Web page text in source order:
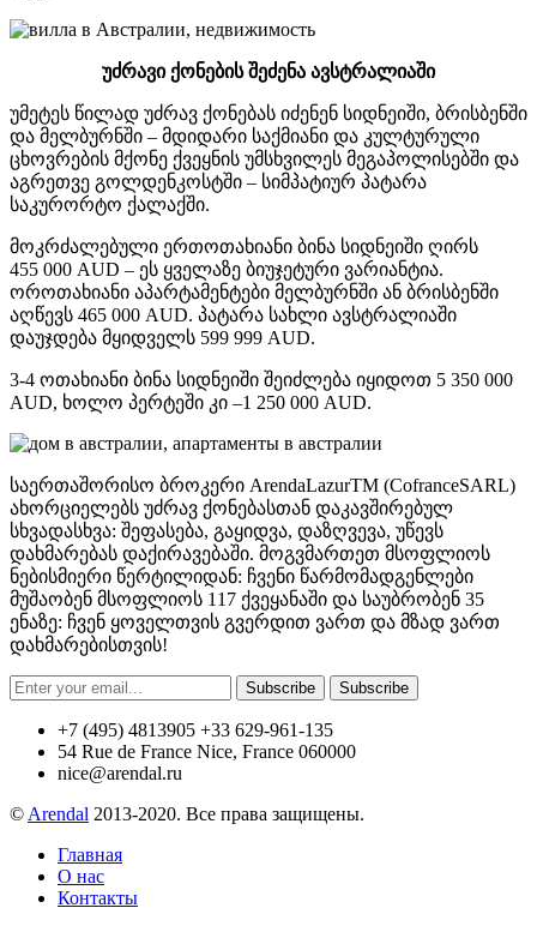
უძრავი ქონების შეძენა ავსტრალიაში
უმეტეს წილად უძრავ ქონებას იძენენ სიდნეიში, ბრისბენში
და მელბურნში – მდიდარი საქმიანი და კულტურული
ცხოვრების მქონე ქვეყნის უმსხვილეს მეგაპოლისებში და
აგრეთვე გოლდენკოსტში – სიმპატიურ პატარა
საკურორტო ქალაქში.
მოკრძალებული ერთოთახიანი ბინა სიდნეიში ღირს
455 000 AUD – ეს ყველაზე ბიუჯეტური ვარიანტია.
ოროთახიანი აპარტამენტები მელბურნში ან ბრისბენში
აღწევს 465 000 AUD. პატარა სახლი ავსტრალიაში
დაუჯდება მყიდველს 599 999 AUD.
3-4 ოთახიანი ბინა სიდნეიში შეიძლება იყიდოთ 5 350 000
AUD, ხოლო პერტეში კი –1 250 000 AUD.
საერთაშორისო ბროკერი ArendaLazurTM (CofranceSARL)
ახორციელებს უძრავ ქონებასთან დაკავშირებულ
სხვადასხვა: შეფასება, გაყიდვა, დაზღვევა, უწევს
დახმარებას დაქირავებაში. მოგვმართეთ მსოფლიოს
ნებისმიერი წერტილიდან: ჩვენი წარმომადგენლები
მუშაობენ მსოფლიოს 117 ქვეყანაში და საუბრობენ 35
ენაზე: ჩვენ ყოველთვის გვერდით ვართ და მზად ვართ
დახმარებისთვის!
Subscribe Subscribe
+7 (495) 4813905 +33 629-961-135
54 Rue de France Nice, France 060000
nice@arendal.ru
© Arendal 2013-2020. Все права защищены.
Главная
О нас
Контакты